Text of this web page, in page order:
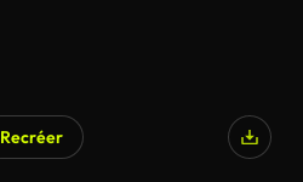
Recréer